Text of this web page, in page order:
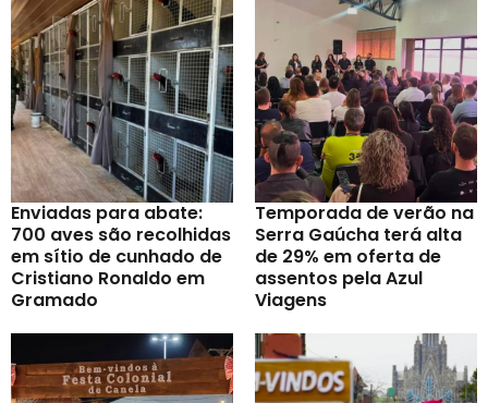
Enviadas para abate:
700 aves são recolhidas
em sítio de cunhado de
Cristiano Ronaldo em
Gramado
Temporada de verão na
Serra Gaúcha terá alta
de 29% em oferta de
assentos pela Azul
Viagens